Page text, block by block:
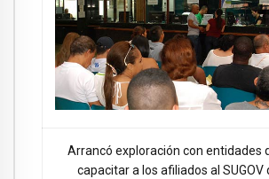
Arrancó exploración con entidades
capacitar a los afiliados al SUGOV